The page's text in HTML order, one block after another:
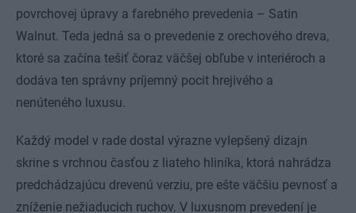
povrchovej úpravy a farebného prevedenia – Satin
Walnut. Teda jedná sa o prevedenie z orechového dreva,
ktoré sa začína tešiť čoraz väčšej obľube v interiéroch a
dodáva ten správny príjemný pocit hrejivého a
nenúteného luxusu.
Každý model v rade dostal výrazne vylepšený dizajn
skrine s vrchnou časťou z liateho hliníka, ktorá nahrádza
predchádzajúcu drevenú verziu, pre ešte väčšiu pevnosť a
zníženie nežiaducich ruchov. V luxusnom prevedení je